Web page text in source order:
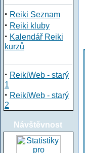
· Reiki Seznam
· Reiki kluby
· Kalendář Reiki
kurzů
· ReikiWeb - starý
1
· ReikiWeb - starý
2
Návštěvnost